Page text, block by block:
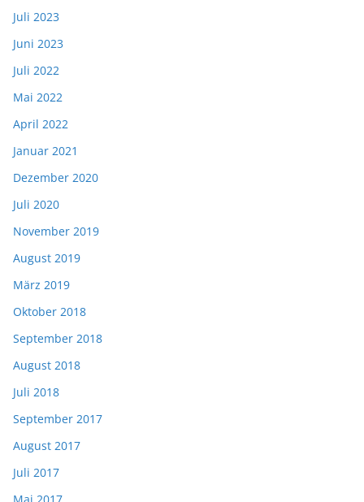
Juli 2023
Juni 2023
Juli 2022
Mai 2022
April 2022
Januar 2021
Dezember 2020
Juli 2020
November 2019
August 2019
März 2019
Oktober 2018
September 2018
August 2018
Juli 2018
September 2017
August 2017
Juli 2017
Mai 2017